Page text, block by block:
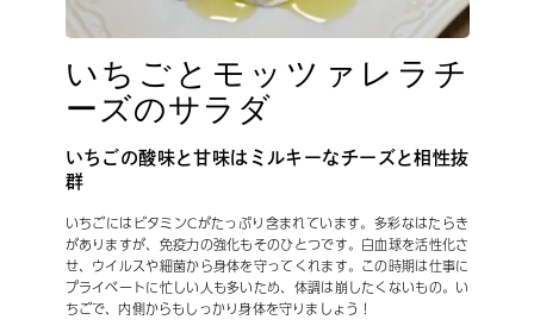
いちごとモッツァレラチ
ーズのサラダ
いちごの酸味と甘味はミルキーなチーズと相性抜
群
いちごにはビタミンCがたっぷり含まれています。多彩なはたらき
がありますが、免疫力の強化もそのひとつです。白血球を活性化さ
せ、ウイルスや細菌から身体を守ってくれます。この時期は仕事に
プライベートに忙しい人も多いため、体調は崩したくないもの。い
ちごで、内側からもしっかり身体を守りましょう！